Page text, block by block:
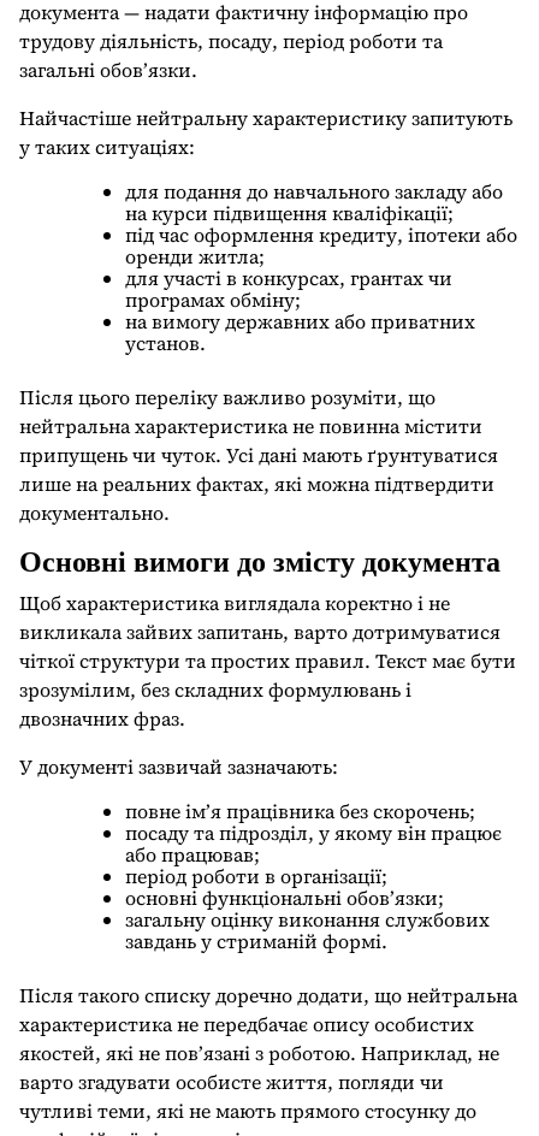
документа — надати фактичну інформацію про
трудову діяльність, посаду, період роботи та
загальні обов’язки.
Найчастіше нейтральну характеристику запитують
у таких ситуаціях:
для подання до навчального закладу або
на курси підвищення кваліфікації;
під час оформлення кредиту, іпотеки або
оренди житла;
для участі в конкурсах, грантах чи
програмах обміну;
на вимогу державних або приватних
установ.
Після цього переліку важливо розуміти, що
нейтральна характеристика не повинна містити
припущень чи чуток. Усі дані мають ґрунтуватися
лише на реальних фактах, які можна підтвердити
документально.
Основні вимоги до змісту документа
Щоб характеристика виглядала коректно і не
викликала зайвих запитань, варто дотримуватися
чіткої структури та простих правил. Текст має бути
зрозумілим, без складних формулювань і
двозначних фраз.
У документі зазвичай зазначають:
повне ім’я працівника без скорочень;
посаду та підрозділ, у якому він працює
або працював;
період роботи в організації;
основні функціональні обов’язки;
загальну оцінку виконання службових
завдань у стриманій формі.
Після такого списку доречно додати, що нейтральна
характеристика не передбачає опису особистих
якостей, які не пов’язані з роботою. Наприклад, не
варто згадувати особисте життя, погляди чи
чутливі теми, які не мають прямого стосунку до